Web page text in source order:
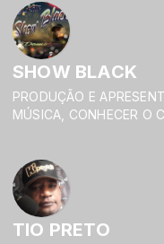
SHOW BLACK
PRODUÇÃO E
MÚSICA, CONHECER O
TIO PRETO